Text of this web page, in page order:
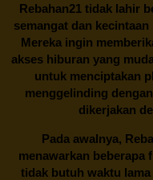
Rebahan21 tidak lahir
semangat dan
Mereka ingin
akses hiburan yang
untuk menciptakan
menggelinding
dikerjakan
Pada awalnya,
menawarkan beberapa
tidak butuh waktu